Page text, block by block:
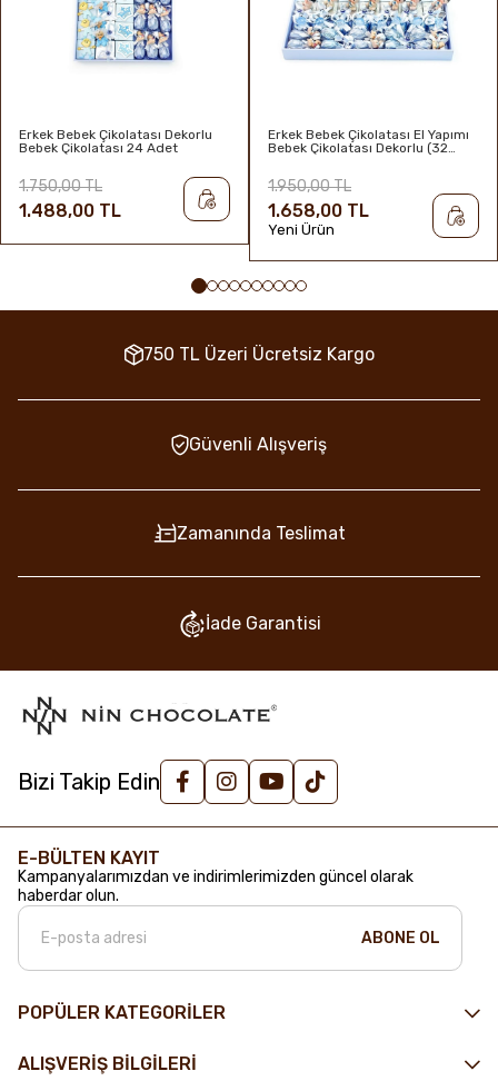
Erkek Bebek Çikolatası Dekorlu
Bebek Çikolatası 24 Adet
1.488,00 TL
1.750,00 TL
Erkek Bebek Çikolatası El Yapımı
Bebek Çikolatası Dekorlu (32
1.658,00 TL
1.950,00 TL
Yeni Ürün
750 TL Üzeri Ücretsiz Kargo
Güvenli Alışveriş
Zamanında Teslimat
İade Garantisi
Bizi Takip Edin
POPÜLER KATEGORİLER
ALIŞVERİŞ BİLGİLERİ
E-BÜLTEN KAYIT
Kampanyalarımızdan ve indirimlerimizden güncel olarak
haberdar olun.
ABONE OL